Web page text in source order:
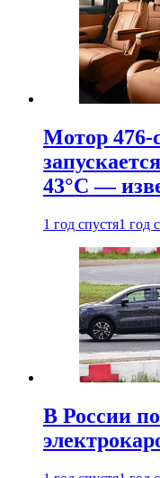
Мотор 476-
43°С —
1 год спустя1 год
В России